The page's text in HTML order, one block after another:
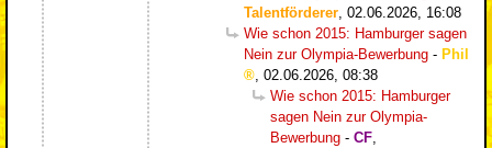
Talentförderer 02.06.2026, 16:08
Wie schon 2015: Hamburger sagen
Nein zur Olympia-Bewerbung - Phil
02.06.2026, 08:38
Wie schon 2015: Hamburger
sagen Nein zur Olympia-
Bewerbung - CF